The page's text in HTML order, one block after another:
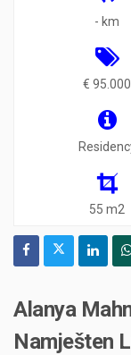
- km
€ 95.000
55 m2
Alanya
Namješten